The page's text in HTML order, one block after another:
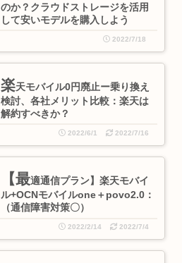
のか？クラウドストレージを活用
して安いモデルを購入しよう
2022/7/18
楽天モバイル0円廃止ー乗り換え
検討、各社メリット比較：楽天は
解約すべきか？
2022/6/1 2022/7/16
【最適通信プラン】楽天モバイ
ル+OCNモバイルone＋povo2.0：
（通信障害対策〇）
2022/2/14 2022/7/4